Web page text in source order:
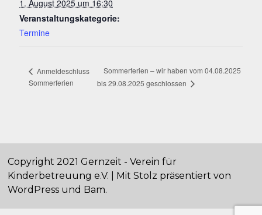
1. August 2025 um 16:30
Veranstaltungskategorie:
Termine
Anmeldeschluss
Sommerferien
Sommerferien – wir haben vom 04.08.2025
bis 29.08.2025 geschlossen
Copyright 2021 Gernzeit - Verein für
Kinderbetreuung e.V. | Mit Stolz präsentiert von
WordPress und Bam.